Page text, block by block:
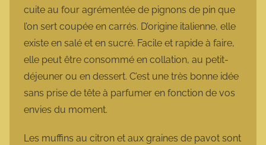
cuite au four agrémentée de pignons de pin que
l’on sert coupée en carrés. D’origine italienne, elle
existe en salé et en sucré. Facile et rapide à faire,
elle peut être consommé en collation, au petit-
déjeuner ou en dessert. C’est une très bonne idée
sans prise de tête à parfumer en fonction de vos
envies du moment.
Les muffins au citron et aux graines de pavot sont